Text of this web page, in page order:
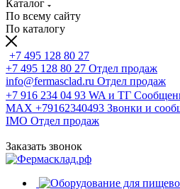
Каталог
По всему сайту
По каталогу
+7 495 128 80 27
+7 495 128 80 27 Отдел продаж
info@fermasclad.ru Отдел продаж
+7 916 234 04 93 WA и ТГ
MAX +79162340493 Звонки и
IMO Отдел продаж
Заказать звонок